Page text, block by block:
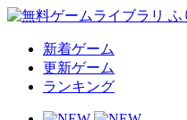
新着ゲーム
更新ゲーム
ランキング